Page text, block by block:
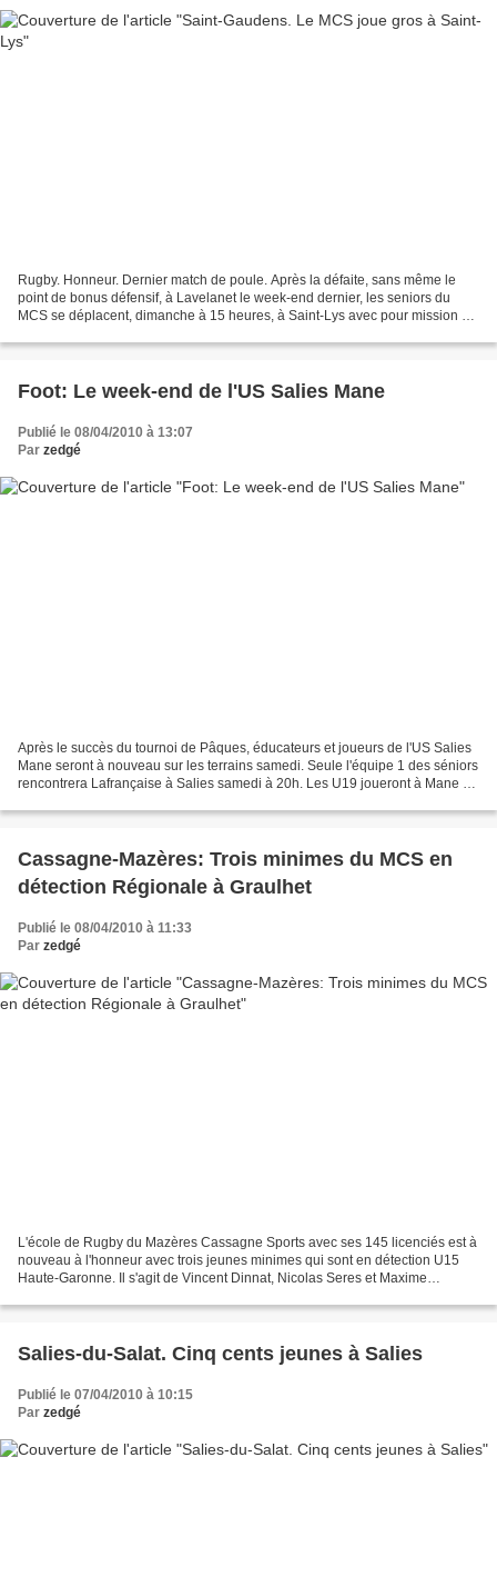
Rugby. Honneur. Dernier match de poule. Après la défaite, sans même le
point de bonus défensif, à Lavelanet le week-end dernier, les seniors du
MCS se déplacent, dimanche à 15 heures, à Saint-Lys avec pour mission de
Foot: Le week-end de l'US Salies Mane
Publié le 08/04/2010 à 13:07
Par zedgé
Après le succès du tournoi de Pâques, éducateurs et joueurs de l'US Salies
Mane seront à nouveau sur les terrains samedi. Seule l'équipe 1 des séniors
rencontrera Lafrançaise à Salies samedi à 20h. Les U19 joueront à Mane à
Cassagne-Mazères: Trois minimes du MCS en
détection Régionale à Graulhet
Publié le 08/04/2010 à 11:33
Par zedgé
L'école de Rugby du Mazères Cassagne Sports avec ses 145 licenciés est à
nouveau à l'honneur avec trois jeunes minimes qui sont en détection U15
Haute-Garonne. Il s'agit de Vincent Dinnat, Nicolas Seres et Maxime
Salies-du-Salat. Cinq cents jeunes à Salies
Publié le 07/04/2010 à 10:15
Par zedgé